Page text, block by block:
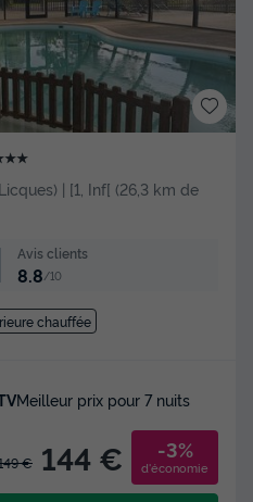
| [1, Inf[ (26,3 km de
Avis clients
8.8/10
chauffée
Meilleur prix pour 7 nuits
€ 144 € -3%
d'économie